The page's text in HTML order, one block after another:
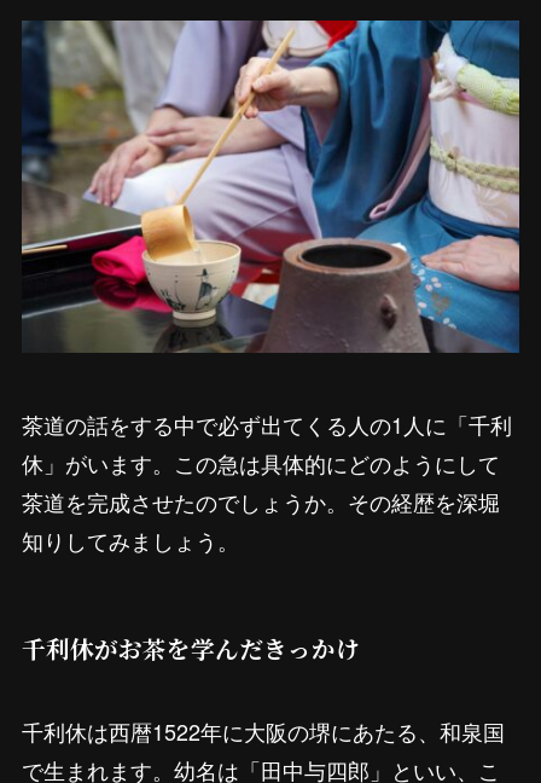
茶道の話をする中で必ず出てくる人の1人に「千利
休」がいます。この急は具体的にどのようにして
茶道を完成させたのでしょうか。その経歴を深堀
知りしてみましょう。
千利休がお茶を学んだきっかけ
千利休は西暦1522年に大阪の堺にあたる、和泉国
で生まれます。幼名は「田中与四郎」といい、こ